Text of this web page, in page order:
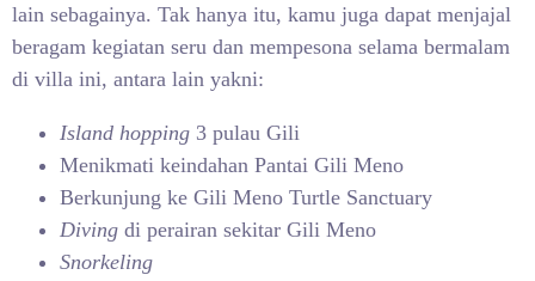
lain sebagainya. Tak hanya itu, kamu juga dapat menjajal
beragam kegiatan seru dan mempesona selama bermalam
di villa ini, antara lain yakni:
Island hopping 3 pulau Gili
Menikmati keindahan Pantai Gili Meno
Berkunjung ke Gili Meno Turtle Sanctuary
Diving di perairan sekitar Gili Meno
Snorkeling